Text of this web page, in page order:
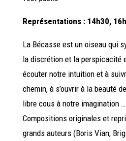
Représentations : 14h30,
La Bécasse est un oiseau qui
la discrétion et la perspicacité
écouter notre intuition et à
chemin, à s’ouvrir à la beauté
libre cous à notre imagination
Compositions originales et
grands auteurs (Boris Vian,